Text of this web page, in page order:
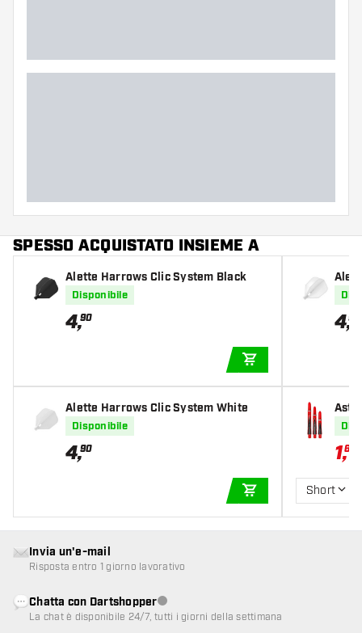
SPESSO ACQUISTATO INSIEME A
Alette Harrows Clic System Black
Disponibile
4,90
Alette Harrows Clic System White
Disponibile
4,90
AGGIUNGI AL
4,90
1,64
Short
Invia un'e-mail
Risposta entro 1 giorno lavorativo
Chatta con DartshopperServizio clienti non disponibile
La chat è disponibile 24/7, tutti i giorni della settimana